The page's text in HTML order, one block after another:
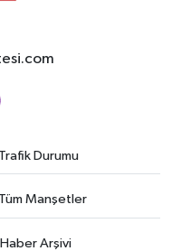
Trafik Durumu
Tüm Manşetler
Haber Arşivi